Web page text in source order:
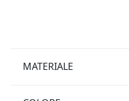
MATERIALE